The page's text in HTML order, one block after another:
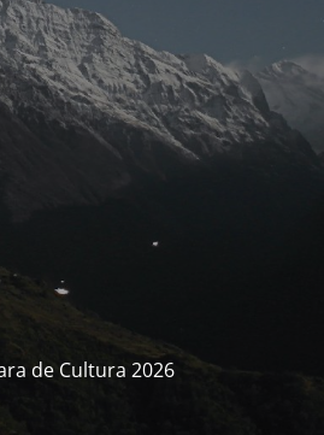
de Cultura 2026